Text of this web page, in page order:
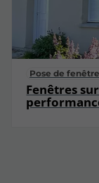
Pose de
Fenêtres